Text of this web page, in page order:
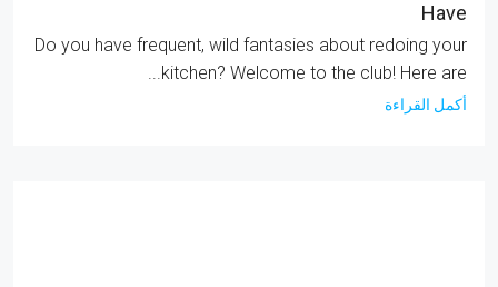
Have
Do you have frequent, wild fantasies about redoing your
kitchen? Welcome to the club! Here are...
أكمل القراءة